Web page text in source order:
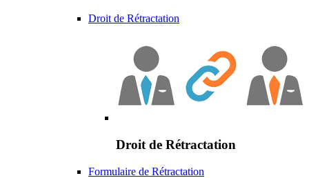
Droit de Rétractation
Droit de Rétractation
Formulaire de Rétractation